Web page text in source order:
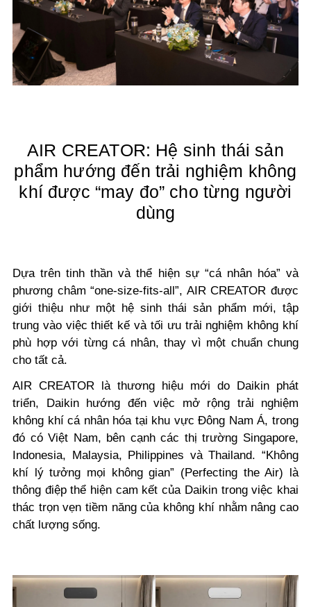
AIR CREATOR: Hệ sinh thái sản
phẩm hướng đến trải nghiệm không
khí được “may đo” cho từng người
dùng
Dựa trên tinh thần và thể hiện sự “cá nhân hóa” và
phương châm “one-size-fits-all”, AIR CREATOR được
giới thiệu như một hệ sinh thái sản phẩm mới, tập
trung vào việc thiết kế và tối ưu trải nghiệm không khí
phù hợp với từng cá nhân, thay vì một chuẩn chung
cho tất cả.
AIR CREATOR là thương hiệu mới do Daikin phát
triển, Daikin hướng đến việc mở rộng trải nghiệm
không khí cá nhân hóa tại khu vực Đông Nam Á, trong
đó có Việt Nam, bên cạnh các thị trường Singapore,
Indonesia, Malaysia, Philippines và Thailand. “Không
khí lý tưởng mọi không gian” (Perfecting the Air) là
thông điệp thể hiện cam kết của Daikin trong việc khai
thác trọn vẹn tiềm năng của không khí nhằm nâng cao
chất lượng sống.